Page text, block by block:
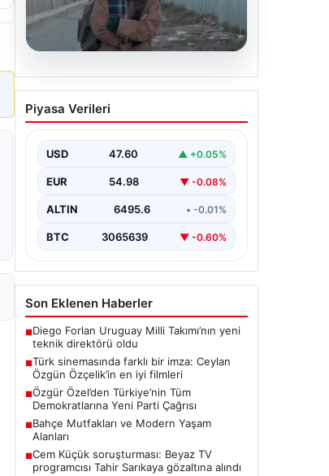
05.08.2026
Türk sinemasında farklı bir
imza: Ceylan Özgün
Piyasa Verileri
USD 47.60 ▲ +0.05%
EUR 54.98 ▼ -0.08%
ALTIN 6495.6 • -0.01%
BTC 3065639 ▼ -0.60%
Son Eklenen Haberler
■Diego Forlan Uruguay Milli Takımı’nın yeni
teknik direktörü oldu
■Türk sinemasında farklı bir imza: Ceylan
Özgün Özçelik’in en iyi filmleri
■Özgür Özel’den Türkiye’nin Tüm
Demokratlarına Yeni Parti Çağrısı
■Bahçe Mutfakları ve Modern Yaşam
Alanları
■Cem Küçük soruşturması: Beyaz TV
programcısı Tahir Sarıkaya gözaltına alındı